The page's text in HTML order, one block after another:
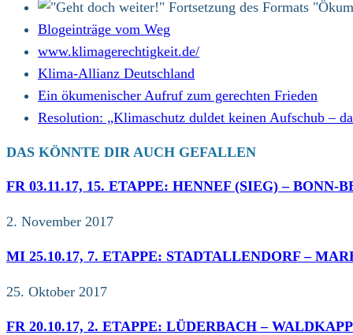
Blogeinträge vom Weg
www.klimagerechtigkeit.de/
Klima-Allianz Deutschland
Ein ökumenischer Aufruf zum gerechten Frieden
Resolution: „Klimaschutz duldet keinen Aufschub –
DAS KÖNNTE DIR AUCH GEFALLEN
FR 03.11.17, 15. ETAPPE: HENNEF (SIEG) – BONN-
2. November 2017
MI 25.10.17, 7. ETAPPE: STADTALLENDORF –
25. Oktober 2017
FR 20.10.17, 2. ETAPPE: LÜDERBACH –